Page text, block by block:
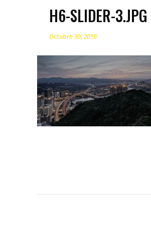
H6-SLIDER-3.JPG
Octubre 30, 2018